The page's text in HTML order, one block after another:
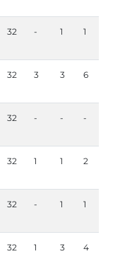
32 - 1 1
32 3 3 6
32 - - -
32 1 1 2
32 - 1 1
32 1 3 4